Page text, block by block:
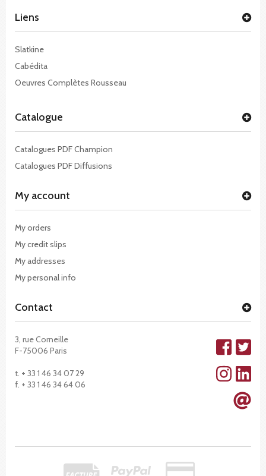
Liens
Slatkine
Cabédita
Oeuvres Complètes Rousseau
Catalogue
Catalogues PDF Champion
Catalogues PDF Diffusions
My account
My orders
My credit slips
My addresses
My personal info
Contact
3, rue Corneille
F-75006 Paris
t. + 33 1 46 34 07 29
f. + 33 1 46 34 64 06